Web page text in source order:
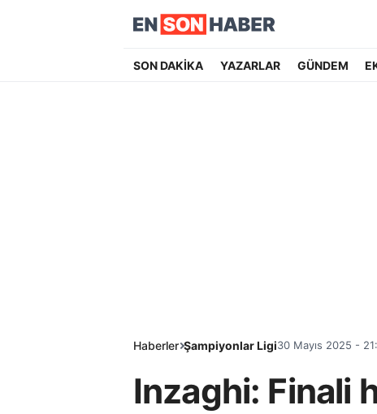
SON DAKİKA YAZARLAR GÜNDEM
Haberler Şampiyonlar Ligi30 Mayıs 2025 -
Inzaghi: Finali